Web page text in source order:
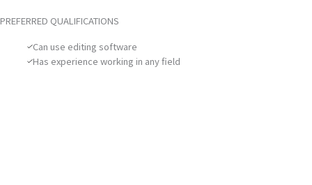
PREFERRED QUALIFICATIONS
Can use editing software
Has experience working in any field